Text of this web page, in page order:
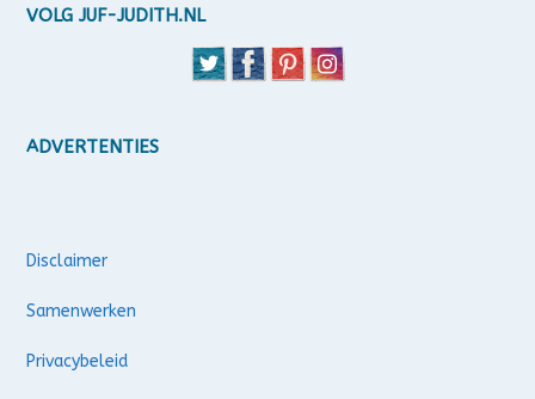
VOLG JUF-JUDITH.NL
ADVERTENTIES
Disclaimer
Samenwerken
Privacybeleid